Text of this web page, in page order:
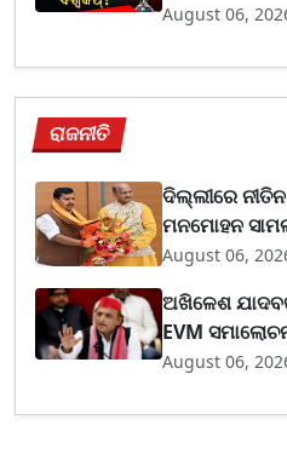
August 06,
ରାଜନୀତି
ଦିଲ୍ଲୀରେ
ମନମୋହନ
August 06,
ଅଖିଳେଶ
EVM
August 06,